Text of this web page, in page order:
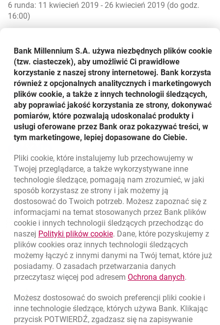
6 runda: 11 kwiecień 2019 - 26 kwiecień 2019 (do godz.
16:00)
dokumentacji przez Bank Gospodarstwa Krajowego
jeszcze przed ostateczną oceną wniosku.
Więcej informacji
https://www.bankmillennium.pl/przedsiebiorstwa/produkt
y/finansowanie/kredyty/kredyt-na-innowacje-
technologiczne
Udostępnij
otwiera się w nowej karcie
otwiera się w nowej karcie
otwiera się w nowej karcie
Powrót do listy
Nawigacja dolna
Zadzwoń do nas
801 331 331
(+48) 22 598 40 40
Migam
Znajdź placówkę lub bankomat otwiera się w nowej karcie
Oceń nas otwiera się w nowej karcie
Bank Millennium S.A. używa niezbędnych plików cookie
(tzw. ciasteczek), aby umożliwić Ci prawidłowe
korzystanie z naszej strony internetowej. Bank korzysta
również z opcjonalnych analitycznych i marketingowych
plików cookie, a także z innych technologii śledzących,
aby poprawiać jakość korzystania ze strony, dokonywać
pomiarów, które pozwalają udoskonalać produkty i
usługi oferowane przez Bank oraz pokazywać treści, w
tym marketingowe, lepiej dopasowane do Ciebie.
Pliki cookie, które instalujemy lub przechowujemy w
Twojej przeglądarce, a także wykorzystywane inne
technologie śledzące, pomagają nam zrozumieć, w jaki
sposób korzystasz ze strony i jak możemy ją
dostosować do Twoich potrzeb. Możesz zapoznać się z
informacjami na temat stosowanych przez Bank plików
cookie i innych technologii śledzących przechodząc do
naszej Polityki plików cookielink otwiera się w nowym oknie
. Dane, które pozyskujemy z
plików cookies oraz innych technologii śledzących
możemy łączyć z innymi danymi na Twój temat, które już
posiadamy. O zasadach przetwarzania danych
przeczytasz więcej pod adresem Ochrona danychlink
.
Możesz dostosować do swoich preferencji pliki cookie i
inne technologie śledzące, których używa Bank. Klikając
przycisk POTWIERDŹ, zgadzasz się na zapisywanie